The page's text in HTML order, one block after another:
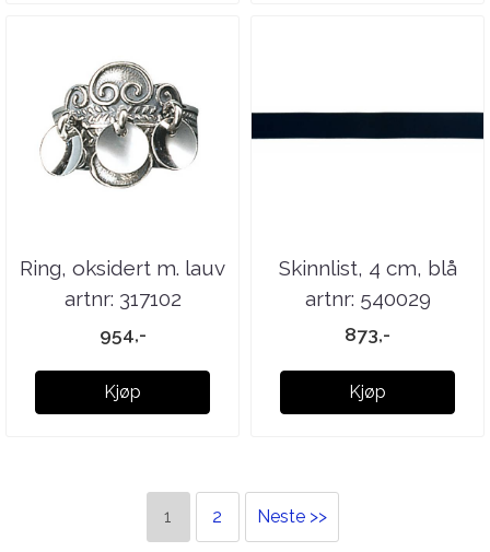
Ring, oksidert m. lauv
artnr: 317102
954,-
Kjøp
Skinnlist, 4 cm, blå
artnr: 540029
873,-
Kjøp
1 2 Neste >>